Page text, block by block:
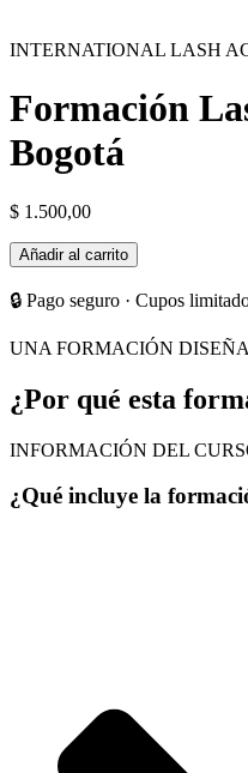
INTERNATIONAL LASH
Formación
Bogotá
$ 1.500,00
Formación
Lash
Trainer
Bogotá
cantidad
Añadir al carrito
🔒 Pago seguro · Cupos
UNA FORMACIÓN
¿Por qué esta
INFORMACIÓN DEL
¿Qué incluye la